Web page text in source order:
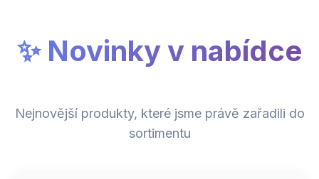
✨ Novinky v nabídce
Nejnovější produkty, které jsme právě zařadili do
sortimentu